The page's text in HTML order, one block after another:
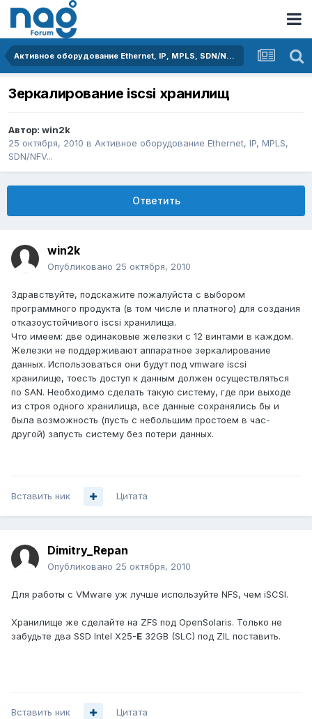
Активное оборудование Ethernet, IP, MPLS, SDN/NFV...
Зеркалирование iscsi хранилищ
Автор: win2k
25 октября, 2010 в Активное оборудование Ethernet, IP, MPLS,
SDN/NFV...
Ответить
win2k
Опубликовано 25 октября, 2010
Здравствуйте, подскажите пожалуйста с выбором
программного продукта (в том числе и платного) для создания
отказоустойчивого iscsi хранилища.
Что имеем: две одинаковые железки с 12 винтами в каждом.
Железки не поддерживают аппаратное зеркалирование
данных. Использоваться они будут под vmware iscsi
хранилище, тоесть доступ к данным должен осуществляться
по SAN. Необходимо сделать такую систему, где при выходе
из строя одного хранилища, все данные сохранялись бы и
была возможность (пусть с небольшим простоем в час-
другой) запусть систему без потери данных.
Вставить ник Цитата
Dimitry_Repan
Опубликовано 25 октября, 2010
Для работы c VMware уж лучше используйте NFS, чем iSCSI.
Хранилище же сделайте на ZFS под OpenSolaris. Только не
забудьте два SSD Intel X25-E 32GB (SLC) под ZIL поставить.
Вставить ник Цитата